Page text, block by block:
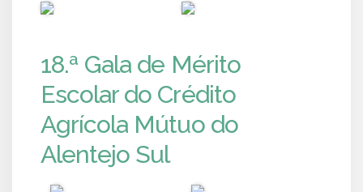
18.ª Gala de Mérito
Escolar do Crédito
Agrícola Mútuo do
Alentejo Sul